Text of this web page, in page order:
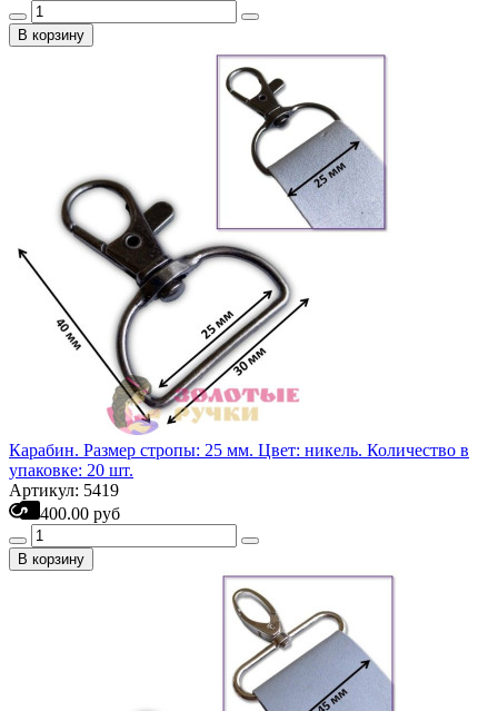
В корзину
Карабин. Размер стропы: 25 мм. Цвет: никель. Количество в
упаковке: 20 шт.
Артикул: 5419
400.00 руб
В корзину